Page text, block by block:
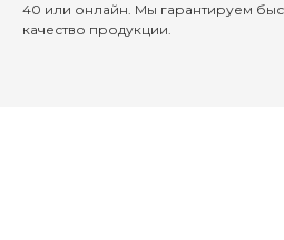
40 или онлайн. Мы гарантируем
качество продукции.